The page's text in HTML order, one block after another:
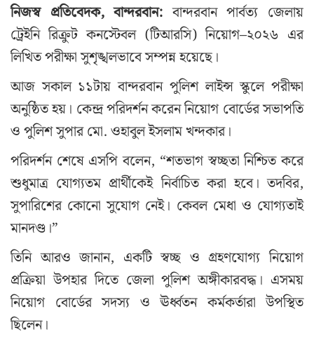
নিজস্ব প্রতিবেদক, বান্দরবান: বান্দরবান পার্বত্য জেলায়
ট্রেইনি রিক্রুট কনস্টেবল (টিআরসি) নিয়োগ–২০২৬ এর
লিখিত পরীক্ষা সুশৃঙ্খলভাবে সম্পন্ন হয়েছে।
আজ সকাল ১১টায় বান্দরবান পুলিশ লাইন্স স্কুলে পরীক্ষা
অনুষ্ঠিত হয়। কেন্দ্র পরিদর্শন করেন নিয়োগ বোর্ডের সভাপতি
ও পুলিশ সুপার মো. ওহাবুল ইসলাম খন্দকার।
পরিদর্শন শেষে এসপি বলেন, “শতভাগ স্বচ্ছতা নিশ্চিত করে
শুধুমাত্র যোগ্যতম প্রার্থীকেই নির্বাচিত করা হবে। তদবির,
সুপারিশের কোনো সুযোগ নেই। কেবল মেধা ও যোগ্যতাই
মানদণ্ড।”
তিনি আরও জানান, একটি স্বচ্ছ ও গ্রহণযোগ্য নিয়োগ
প্রক্রিয়া উপহার দিতে জেলা পুলিশ অঙ্গীকারবদ্ধ। এসময়
নিয়োগ বোর্ডের সদস্য ও ঊর্ধ্বতন কর্মকর্তারা উপস্থিত
ছিলেন।